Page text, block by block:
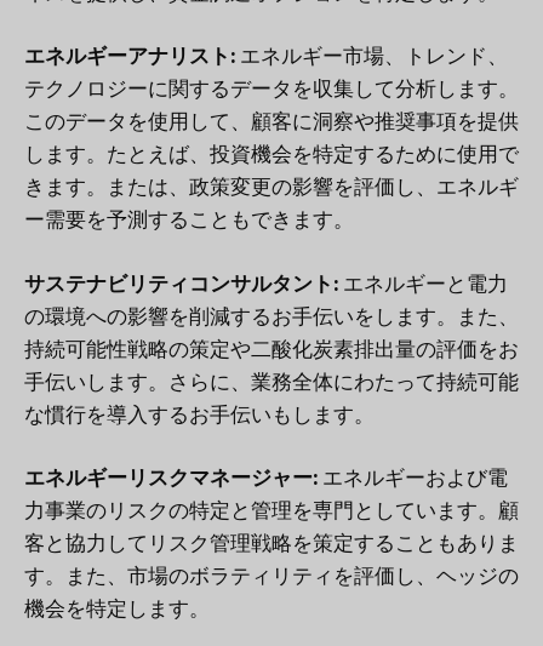
エネルギーアナリスト: エネルギー市場、トレンド、
テクノロジーに関するデータを収集して分析します。
このデータを使用して、顧客に洞察や推奨事項を提供
します。たとえば、投資機会を特定するために使用で
きます。または、政策変更の影響を評価し、エネルギ
ー需要を予測することもできます。
サステナビリティコンサルタント: エネルギーと電力
の環境への影響を削減するお手伝いをします。また、
持続可能性戦略の策定や二酸化炭素排出量の評価をお
手伝いします。さらに、業務全体にわたって持続可能
な慣行を導入するお手伝いもします。
エネルギーリスクマネージャー: エネルギーおよび電
力事業のリスクの特定と管理を専門としています。顧
客と協力してリスク管理戦略を策定することもありま
す。また、市場のボラティリティを評価し、ヘッジの
機会を特定します。